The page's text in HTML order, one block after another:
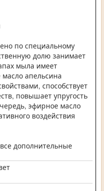
по специальному
долю занимает
мыла имеет
апельсина
способствует
повышает упругость
эфирное масло
воздействия
дополнительные